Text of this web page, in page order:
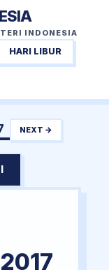
INDONESIA
HARI LIBUR
NEXT →
2017